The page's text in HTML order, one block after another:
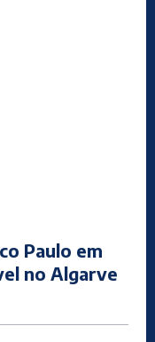
Paulo em
no Algarve